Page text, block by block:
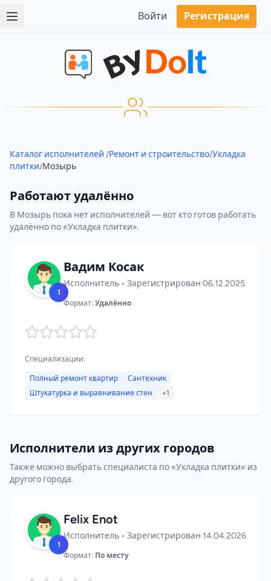
Войти Регистрация
Каталог исполнителей /Ремонт и строительство/Укладка
плитки/Мозырь
Работают удалённо
В Мозырь пока нет исполнителей — вот кто готов работать
удалённо по «Укладка плитки».
1
Вадим Косак
Исполнитель • Зарегистрирован 06.12.2025
Формат: Удалённо
Специализации:
Полный ремонт квартир
Сантехник
Штукатурка и выравнивание стен
+1
Исполнители из других городов
Также можно выбрать специалиста по «Укладка плитки» из
другого города.
1
Felix Enot
Исполнитель • Зарегистрирован 14.04.2026
Формат: По месту